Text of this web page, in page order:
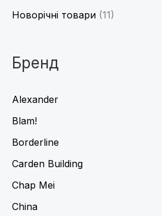
Новорічні товари (11)
Бренд
Alexander
Blam!
Borderline
Carden Building
Chap Mei
China